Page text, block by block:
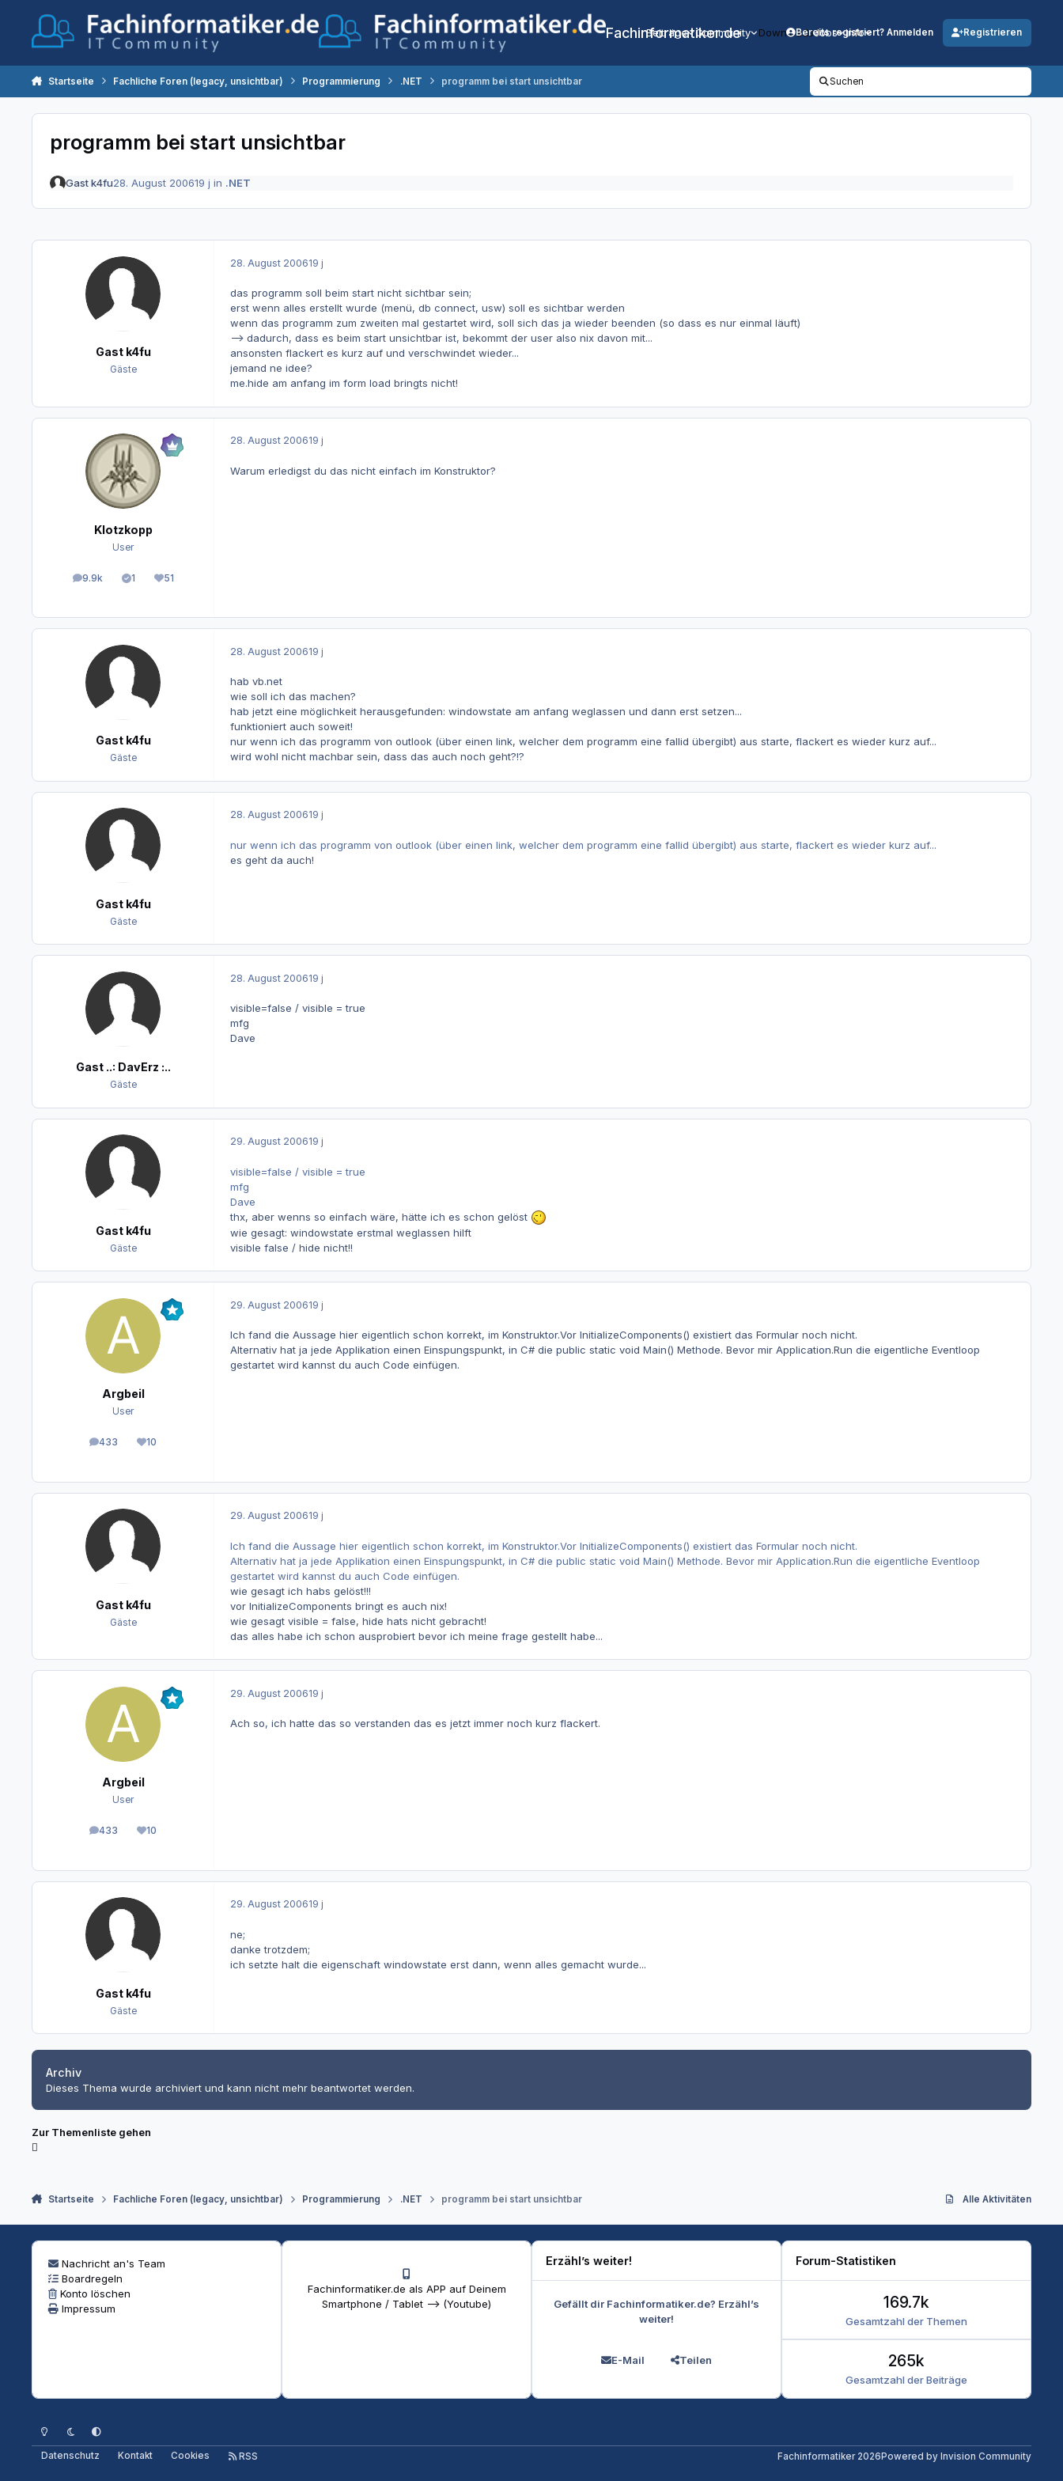
Fachinformatiker.de
Beiträge Community DownloadsJobs Info
Bereits registriert? Anmelden Registrieren
Startseite Fachliche Foren (legacy, unsichtbar) Programmierung .NET programm bei start unsichtbar Suchen
programm bei start unsichtbar
Gast k4fu28. August 200619 j in .NET
Gast k4fu
Gäste
28. August 200619 j
das programm soll beim start nicht sichtbar sein;
erst wenn alles erstellt wurde (menü, db connect, usw) soll es sichtbar werden
wenn das programm zum zweiten mal gestartet wird, soll sich das ja wieder beenden (so dass es nur einmal läuft)
--> dadurch, dass es beim start unsichtbar ist, bekommt der user also nix davon mit...
ansonsten flackert es kurz auf und verschwindet wieder...
jemand ne idee?
me.hide am anfang im form load bringts nicht!
Klotzkopp
User
9.9k
Beiträge 1
Lösungen
51
Reputation
28. August 200619 j
Warum erledigst du das nicht einfach im Konstruktor?
Gast k4fu
Gäste
28. August 200619 j
hab vb.net
wie soll ich das machen?
hab jetzt eine möglichkeit herausgefunden: windowstate am anfang weglassen und dann erst setzen...
funktioniert auch soweit!
nur wenn ich das programm von outlook (über einen link, welcher dem programm eine fallid übergibt) aus starte, flackert es wieder kurz auf...
wird wohl nicht machbar sein, dass das auch noch geht?!?
Gast k4fu
Gäste
28. August 200619 j
nur wenn ich das programm von outlook (über einen link, welcher dem programm eine fallid übergibt) aus starte, flackert es wieder kurz auf...
es geht da auch!
Gast ..: DavErz :..
Gäste
28. August 200619 j
visible=false / visible = true
mfg
Dave
Gast k4fu
Gäste
29. August 200619 j
visible=false / visible = true
mfg
Dave
thx, aber wenns so einfach wäre, hätte ich es schon gelöst
wie gesagt: windowstate erstmal weglassen hilft
visible false / hide nicht!!
Argbeil
User
433
Beiträge 10
Reputation
29. August 200619 j
Ich fand die Aussage hier eigentlich schon korrekt, im Konstruktor.Vor InitializeComponents() existiert das Formular noch nicht.
Alternativ hat ja jede Applikation einen Einspungspunkt, in C# die public static void Main() Methode. Bevor mir Application.Run die eigentliche Eventloop
gestartet wird kannst du auch Code einfügen.
Gast k4fu
Gäste
29. August 200619 j
Ich fand die Aussage hier eigentlich schon korrekt, im Konstruktor.Vor InitializeComponents() existiert das Formular noch nicht.
Alternativ hat ja jede Applikation einen Einspungspunkt, in C# die public static void Main() Methode. Bevor mir Application.Run die eigentliche Eventloop
gestartet wird kannst du auch Code einfügen.
wie gesagt ich habs gelöst!!!
vor InitializeComponents bringt es auch nix!
wie gesagt visible = false, hide hats nicht gebracht!
das alles habe ich schon ausprobiert bevor ich meine frage gestellt habe...
Argbeil
User
433
Beiträge 10
Reputation
29. August 200619 j
Ach so, ich hatte das so verstanden das es jetzt immer noch kurz flackert.
Gast k4fu
Gäste
29. August 200619 j
ne;
danke trotzdem;
ich setzte halt die eigenschaft windowstate erst dann, wenn alles gemacht wurde...
Archiv
Dieses Thema wurde archiviert und kann nicht mehr beantwortet werden.
Zur Themenliste gehen
Startseite Fachliche Foren (legacy, unsichtbar) Programmierung .NET programm bei start unsichtbar Alle Aktivitäten
Nachricht an's Team
Boardregeln
Konto löschen
Impressum
Fachinformatiker.de als APP auf Deinem
Smartphone / Tablet --> (Youtube)
Erzähl’s weiter!
Gefällt dir Fachinformatiker.de? Erzähl’s
weiter!
E-Mail Teilen
Forum-Statistiken
Gesamtzahl der Themen
169.7k
Gesamtzahl der Beiträge
265k
Heller ModusDunkler Modus
Systemeinstellung
Datenschutz Kontakt Cookies RSS Fachinformatiker 2026Powered by Invision Community